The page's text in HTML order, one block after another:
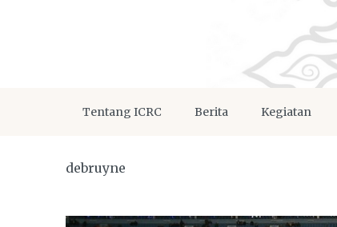
Tentang ICRC Berita Kegiatan
debruyne